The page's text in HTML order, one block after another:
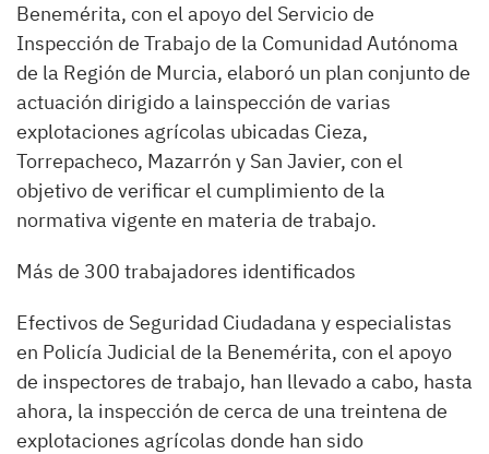
Benemérita, con el apoyo del Servicio de
Inspección de Trabajo de la Comunidad Autónoma
de la Región de Murcia, elaboró un plan conjunto de
actuación dirigido a lainspección de varias
explotaciones agrícolas ubicadas Cieza,
Torrepacheco, Mazarrón y San Javier, con el
objetivo de verificar el cumplimiento de la
normativa vigente en materia de trabajo.
Más de 300 trabajadores identificados
Efectivos de Seguridad Ciudadana y especialistas
en Policía Judicial de la Benemérita, con el apoyo
de inspectores de trabajo, han llevado a cabo, hasta
ahora, la inspección de cerca de una treintena de
explotaciones agrícolas donde han sido